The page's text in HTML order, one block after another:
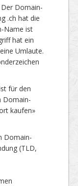
Domain-
.ch hat die
Name ist
hat ein
Umlaute.
für den
Domain-
kaufen»
Domain-
(TLD,